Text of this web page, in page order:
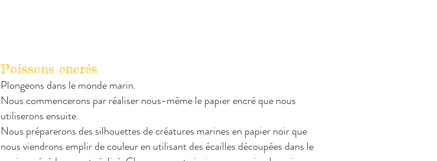
Poissons encrés
Plongeons dans le monde marin.
Nous commencerons par réaliser nous-même le papier encré que nous
utiliserons ensuite.
Nous préparerons des silhouettes de créatures marines en papier noir que
nous viendrons emplir de couleur en utilisant des écailles découpées dans le